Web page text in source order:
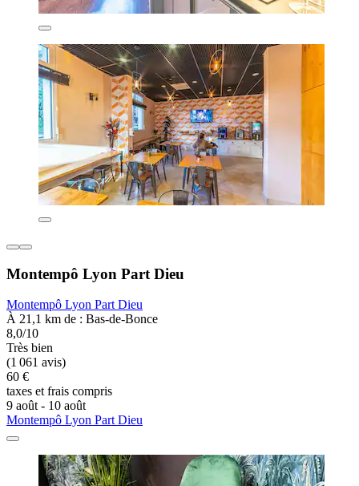
Montempô Lyon Part Dieu
Montempô Lyon Part Dieu
À 21,1 km de : Bas-de-Bonce
8,0/10
Très bien
(1 061 avis)
60 €
taxes et frais compris
9 août - 10 août
Montempô Lyon Part Dieu